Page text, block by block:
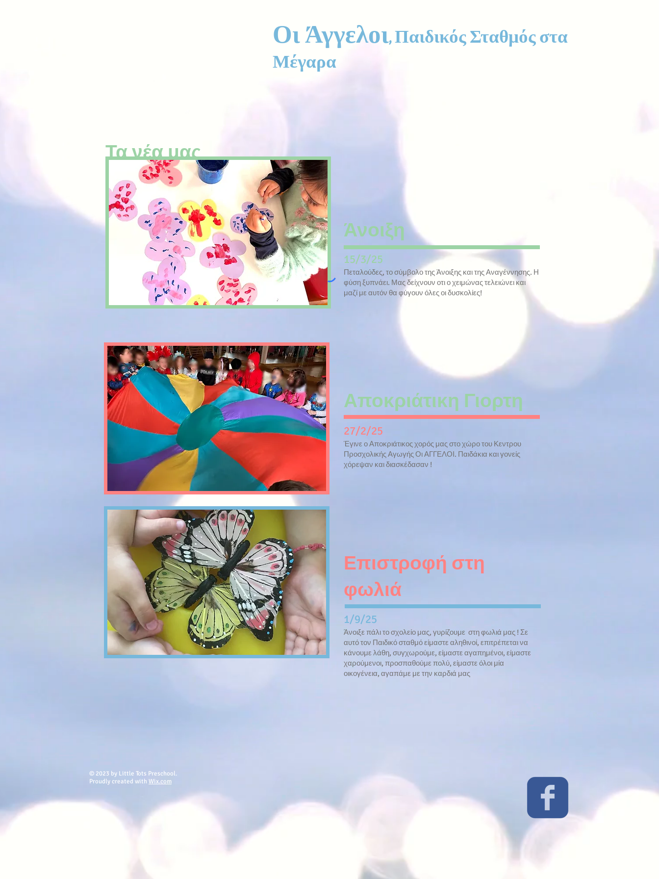
Οι Άγγελοι, Παιδικός Σταθμός στα
Μέγαρα
Τα νέα μας
Άνοιξη
15/3/25
Πεταλούδες, το σύμβολο της Άνοιξης και της Αναγέννησης. Η
φύση ξυπνάει. Μας δείχνουν οτι ο χειμώνας τελειώνει και
μαζί με αυτόν θα φύγουν όλες οι δυσκολίες!
Αποκριάτικη Γιορτη
27/2/25
​Έγινε ο Αποκριάτικος χορός μας στο χώρο του Κεντρου
Προσχολικής Αγωγής Οι ΑΓΓΕΛΟΙ. Παιδάκια και γονείς
χόρεψαν και διασκέδασαν !
Επιστροφή στη
φωλιά
1/9/25
​Άνοιξε πάλι το σχολείο μας, γυρίζουμε στη φωλιά μας ! Σε
αυτό τον Παιδικό σταθμό είμαστε αληθινοί, επιτρέπεται να
κάνουμε λάθη, συγχωρούμε, είμαστε αγαπημένοι, είμαστε
χαρούμενοι, προσπαθούμε πολύ, είμαστε όλοι μία
οικογένεια, αγαπάμε με την καρδιά μας
© 2023 by Little Tots Preschool.
Proudly created with Wix.com